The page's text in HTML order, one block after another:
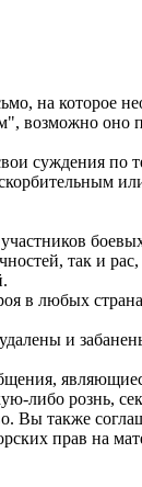
на которое
возможно оно
суждения по
так и
в любых
и
либо рознь,
также
прав на